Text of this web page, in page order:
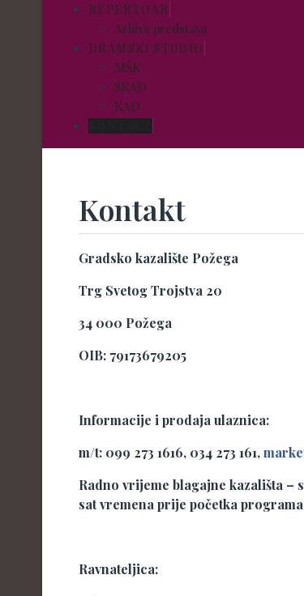
REPERTOAR
Arhiva predstava
DRAMSKI STUDIO
MŠK
SKAD
KAD
Kontakt
Gradsko kazalište Požega
Trg Svetog Trojstva 20
34 000 Požega
OIB: 79173679205
Informacije i prodaja ulaznica:
m/t: 099 273 1616, 034 273 161,
Radno vrijeme blagajne kazališta –
sat vremena prije početka
Ravnateljica: